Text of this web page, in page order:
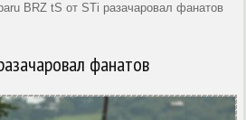
BRZ tS от STi разачаровал фанатов
фанатов